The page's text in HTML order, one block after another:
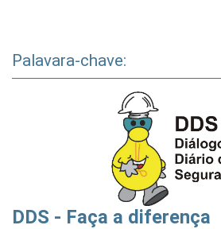
Palavara-chave:
DDS - Faça a diferença